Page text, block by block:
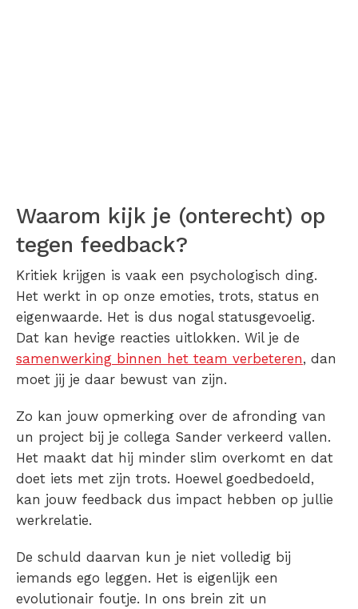
Waarom kijk je (onterecht) op
tegen feedback?
Kritiek krijgen is vaak een psychologisch ding.
Het werkt in op onze emoties, trots, status en
eigenwaarde. Het is dus nogal statusgevoelig.
Dat kan hevige reacties uitlokken. Wil je de
samenwerking binnen het team verbeteren, dan
moet jij je daar bewust van zijn.
Zo kan jouw opmerking over de afronding van
un project bij je collega Sander verkeerd vallen.
Het maakt dat hij minder slim overkomt en dat
doet iets met zijn trots. Hoewel goedbedoeld,
kan jouw feedback dus impact hebben op jullie
werkrelatie.
De schuld daarvan kun je niet volledig bij
iemands ego leggen. Het is eigenlijk een
evolutionair foutje. In ons brein zit un